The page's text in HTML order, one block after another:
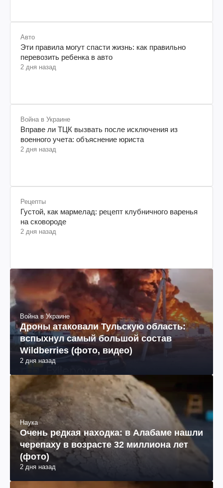
Авто
Эти правила могут спасти жизнь: как правильно
перевозить ребенка в авто
2 дня назад
Война в Украине
Вправе ли ТЦК вызвать после исключения из
военного учета: объяснение юриста
2 дня назад
Рецепты
Густой, как мармелад: рецепт клубничного варенья
на сковороде
2 дня назад
Война в Украине
Дроны атаковали Тульскую область:
вспыхнул самый большой состав
Wildberries (фото, видео)
2 дня назад
Наука
Очень редкая находка: в Алабаме нашли
черепаху в возрасте 32 миллиона лет
(фото)
2 дня назад